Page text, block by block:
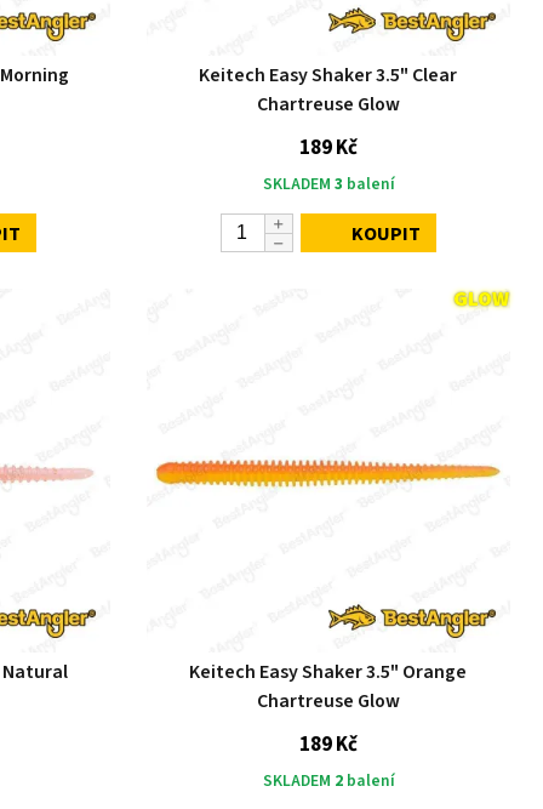
Keitech Easy Shaker 3.5" Clear
Chartreuse Glow
189 Kč
SKLADEM 3 balení
KOUPIT
Natural
Keitech Easy Shaker 3.5" Orange
Chartreuse Glow
189 Kč
SKLADEM 2balení